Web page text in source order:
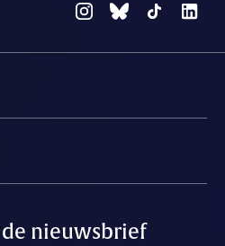
nieuwsbrief